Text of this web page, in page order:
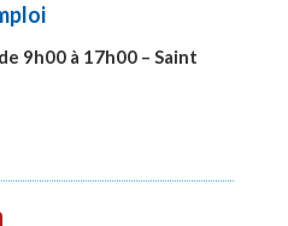
9h00 à 17h00 – Saint